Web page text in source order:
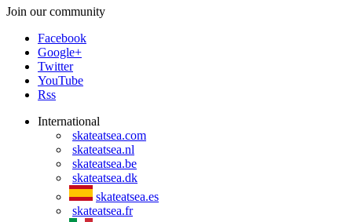
Join our community
Facebook
Google+
Twitter
YouTube
Rss
International
skateatsea.com
skateatsea.nl
skateatsea.be
skateatsea.dk
skateatsea.es
skateatsea.fr